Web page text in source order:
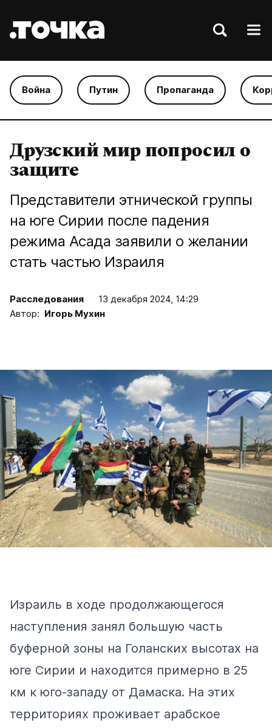
Война Путин Пропаганда
Друзский мир попросил о
защите
Представители этнической группы
на юге Сирии после падения
режима Асада заявили о желании
стать частью Израиля
Расследования
13 декабря 2024, 14:29
Автор: Игорь Мухин
Израиль в ходе продолжающегося
наступления занял большую часть
буферной зоны на Голанских высотах на
юге Сирии и находится примерно в 25
км к юго-западу от Дамаска. На этих
территориях проживает арабское